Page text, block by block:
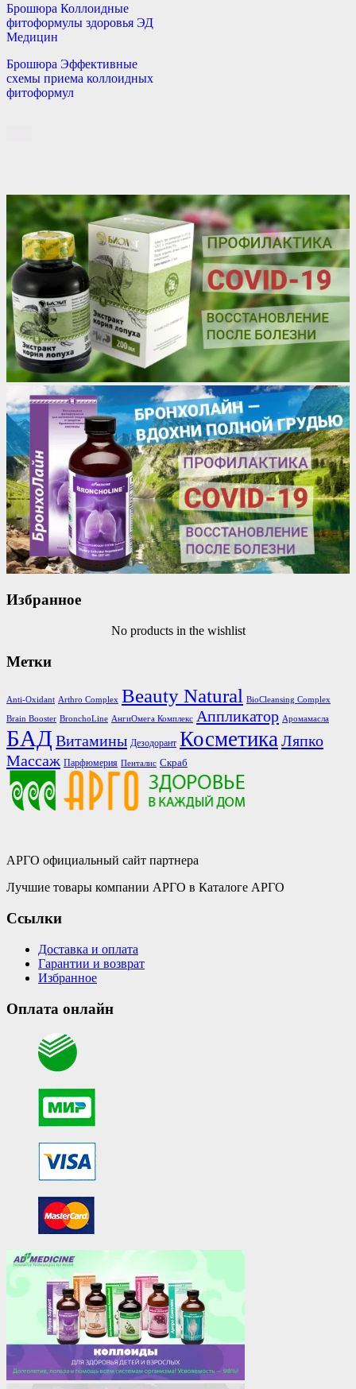
Брошюра Коллоидные
фитоформулы здоровья ЭД
Медицин
Брошюра Эффективные
схемы приема коллоидных
фитоформул
Избранное
No products in the wishlist
Метки
Anti-Oxidant Arthro Complex Beauty Natural BioCleansing Complex
Brain Booster BronchoLine АнгиОмега Комплекс Аппликатор Аромамасла
БАД Витамины Дезодорант КосметикаЛяпко
Массаж Парфюмерия Пенталис Скраб
АРГО официальный сайт партнера
Лучшие товары компании АРГО в Каталоге АРГО
Ссылки
Доставка и оплата
Гарантии и возврат
Избранное
Оплата онлайн